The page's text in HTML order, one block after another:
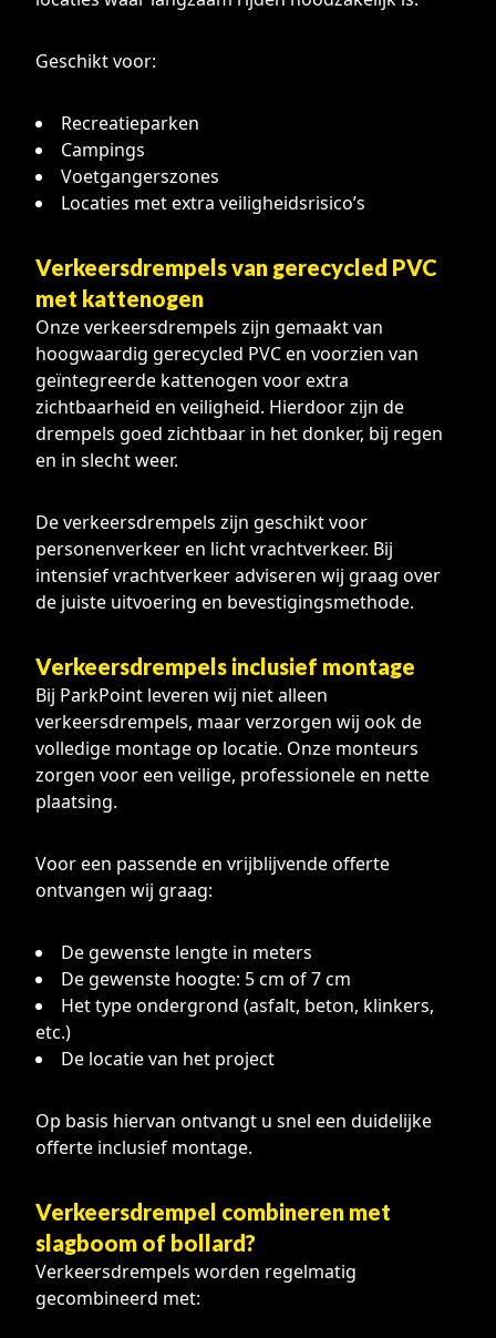
Geschikt voor:
Recreatieparken
Campings
Voetgangerszones
Locaties met extra veiligheidsrisico’s
Verkeersdrempels van gerecycled PVC
met kattenogen
Onze verkeersdrempels zijn gemaakt van
hoogwaardig gerecycled PVC en voorzien van
geïntegreerde kattenogen voor extra
zichtbaarheid en veiligheid. Hierdoor zijn de
drempels goed zichtbaar in het donker, bij regen
en in slecht weer.
De verkeersdrempels zijn geschikt voor
personenverkeer en licht vrachtverkeer. Bij
intensief vrachtverkeer adviseren wij graag over
de juiste uitvoering en bevestigingsmethode.
Verkeersdrempels inclusief montage
Bij ParkPoint leveren wij niet alleen
verkeersdrempels, maar verzorgen wij ook de
volledige montage op locatie. Onze monteurs
zorgen voor een veilige, professionele en nette
plaatsing.
Voor een passende en vrijblijvende offerte
ontvangen wij graag:
De gewenste lengte in meters
De gewenste hoogte: 5 cm of 7 cm
Het type ondergrond (asfalt, beton, klinkers,
etc.)
De locatie van het project
Op basis hiervan ontvangt u snel een duidelijke
offerte inclusief montage.
Verkeersdrempel combineren met
slagboom of bollard?
Verkeersdrempels worden regelmatig
gecombineerd met: